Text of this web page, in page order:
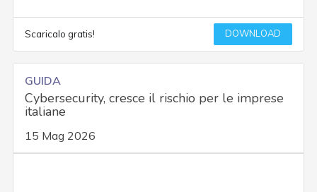
Scaricalo gratis! DOWNLOAD
GUIDA
Cybersecurity, cresce il rischio per le imprese
italiane
15 Mag 2026